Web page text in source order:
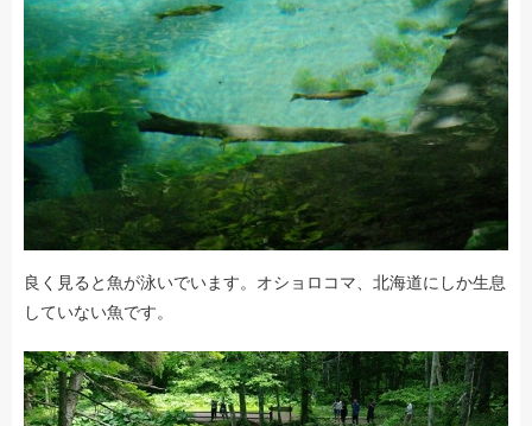
良く見ると魚が泳いでいます。オショロコマ、北海道にしか生息
していない魚です。